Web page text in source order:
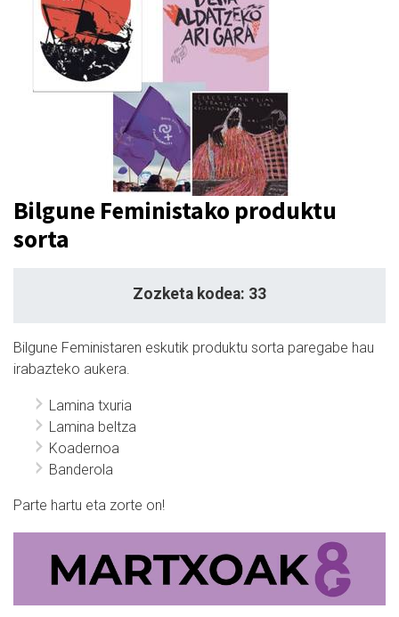
Bilgune Feministako produktu
sorta
Zozketa kodea: 33
Bilgune Feministaren eskutik produktu sorta paregabe hau
irabazteko aukera.
Lamina txuria
Lamina beltza
Koadernoa
Banderola
Parte hartu eta zorte on!